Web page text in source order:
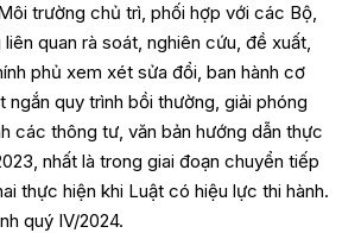
trường chủ trì, phối hợp với các Bộ,
quan rà soát, nghiên cứu, đề xuất,
phủ xem xét sửa đổi, ban hành cơ
ngắn quy trình bồi thường, giải phóng
các thông tư, văn bản hướng dẫn thực
nhất là trong giai đoạn chuyển tiếp
thực hiện khi Luật có hiệu lực thi hành.
quý IV/2024.